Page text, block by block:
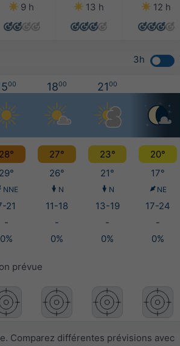
9 h
13 h
12 h
3h
00 1800 2100
28° 27° 23°
20°
29° 26° 21° 17°
NNE N N NE
21 11-18 13-19
17-24
- - -
-
0% 0% 0% 0%
prévue
Comparez différentes prévisions avec